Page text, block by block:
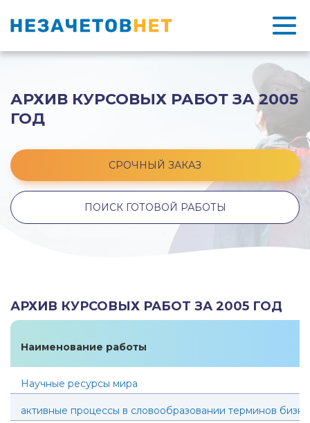
АРХИВ КУРСОВЫХ РАБОТ ЗА 2005
ГОД
СРОЧНЫЙ ЗАКАЗ
ПОИСК ГОТОВОЙ РАБОТЫ
АРХИВ КУРСОВЫХ РАБОТ ЗА 2005 ГОД
Наименование работы
Научные ресурсы мира
активные процессы в словообразовании терминов